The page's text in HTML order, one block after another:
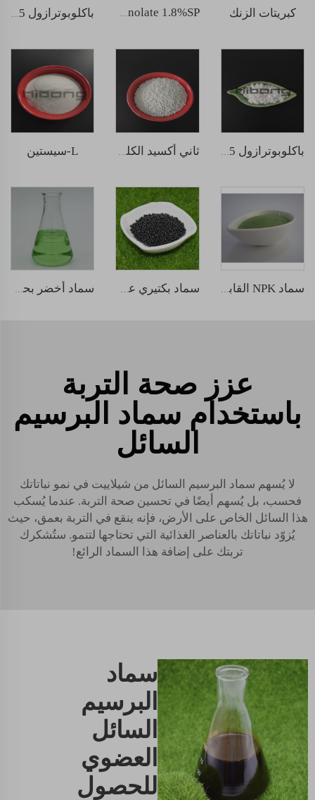
كبريتات الزنك Sodium nitrophenolate 1.8%SP باكلوبوترازول 25% تركيز معلق
L-سيستين
سماد NPK القابل للذوبان في الماء 12-5-45 سماد بكتيري عضوي إسطواني سماد أخضر بحري سائل
عزز صحة التربة
باستخدام سماد البرسيم
السائل
لا يُسهم سماد البرسيم السائل من شيلاييت في نمو نباتاتك
فحسب، بل يُسهم أيضًا في تحسين صحة التربة. عندما يُسكب
هذا السائل الخاص على الأرض، فإنه ينقع في التربة بعمق، حيث
يُزوّد نباتاتك بالعناصر الغذائية التي تحتاجها لتنمو. ستُشكرك
تربتك على إضافة هذا السماد الرائع!
سماد
البرسيم
السائل
العضوي
للحصول